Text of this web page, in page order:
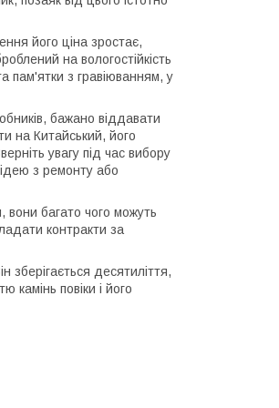
його ціна зростає,
на вологостійкість
пам'ятки з гравіюванням, у
бажано віддавати
на Китайський, його
увагу під час вибору
з ремонту або
вони багато чого можуть
контракти за
зберігається десятиліття,
камінь повіки і його